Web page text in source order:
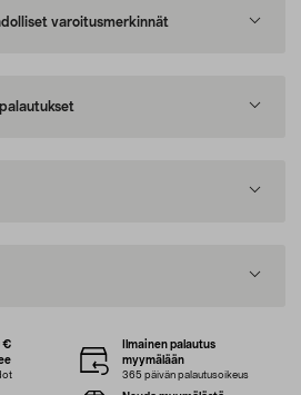
varoitusmerkinnät
€
Ilmainen palautus
myymälään
365 päivän palautusoikeus